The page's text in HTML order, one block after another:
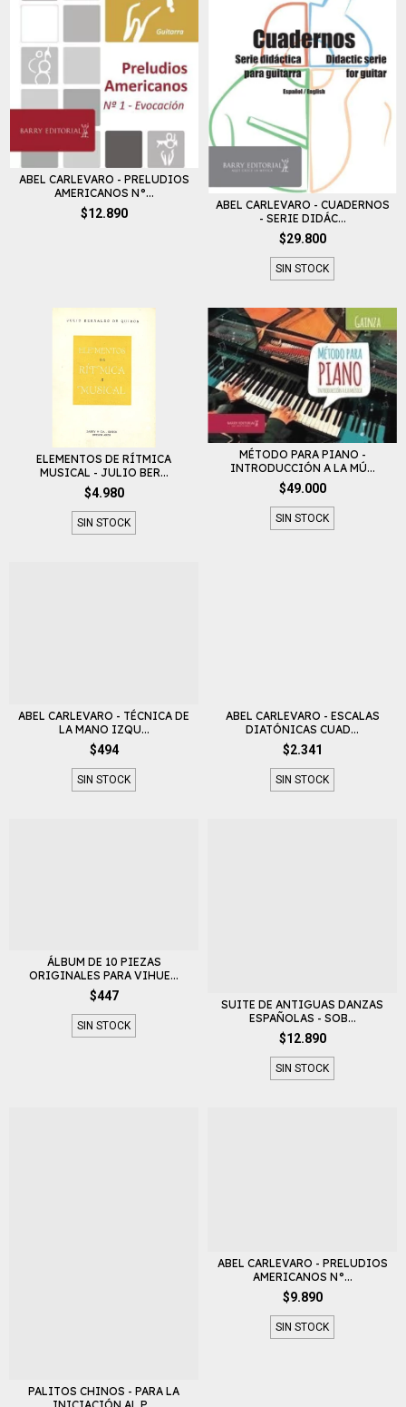
ABEL CARLEVARO - PRELUDIOS
AMERICANOS N°...
$12.890
ABEL CARLEVARO - CUADERNOS
- SERIE DIDÁC...
$29.800
SIN STOCK
ELEMENTOS DE RÍTMICA
MUSICAL - JULIO BER...
$4.980
SIN STOCK
MÉTODO PARA PIANO -
INTRODUCCIÓN A LA MÚ...
$49.000
SIN STOCK
ABEL CARLEVARO - TÉCNICA DE
LA MANO IZQU...
$494
SIN STOCK
ABEL CARLEVARO - ESCALAS
DIATÓNICAS CUAD...
$2.341
SIN STOCK
ÁLBUM DE 10 PIEZAS
ORIGINALES PARA VIHUE...
$447
SIN STOCK
SUITE DE ANTIGUAS DANZAS
ESPAÑOLAS - SOB...
$12.890
SIN STOCK
PALITOS CHINOS - PARA LA
ABEL CARLEVARO - PRELUDIOS
AMERICANOS N°...
$9.890
SIN STOCK